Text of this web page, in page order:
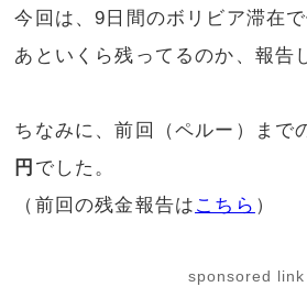
今回は、9日間のボリビア滞在で
あといくら残ってるのか、報告
ちなみに、前回（ペルー）まで
円 でした。
（前回の残金報告は こちら ）
sponsored link